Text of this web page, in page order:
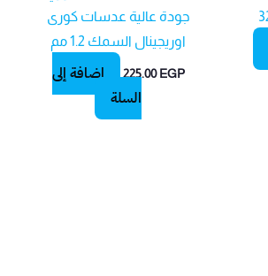
جودة عالية عدسات كورى
اوريجينال السمك 1.2 مم
225.00EGP
إضافة إلى
السلة